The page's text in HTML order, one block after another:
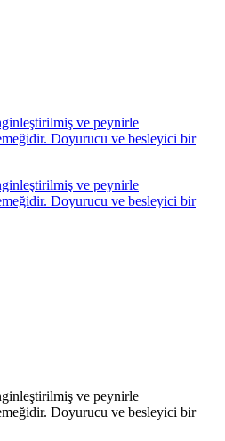
ve peynirle
Doyurucu ve besleyici bir
ve peynirle
Doyurucu ve besleyici bir
ve peynirle
Doyurucu ve besleyici bir